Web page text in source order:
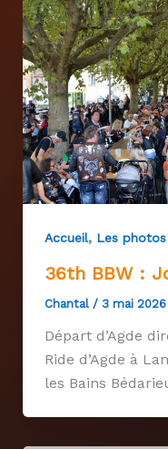
Accueil, Les
36th BBW :
Chantal / 3 mai 2026
Départ d’Agde
Ride d’Agde à
les Bains